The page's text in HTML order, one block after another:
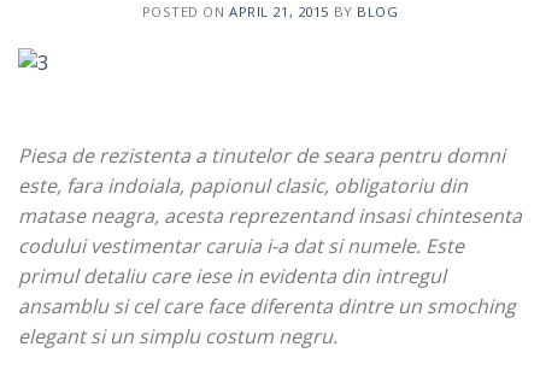
POSTED ONAPRIL 21, 2015 BY BLOG
Piesa de rezistenta a tinutelor de seara pentru domni
este, fara indoiala, papionul clasic, obligatoriu din
matase neagra, acesta reprezentand insasi chintesenta
codului vestimentar caruia i-a dat si numele. Este
primul detaliu care iese in evidenta din intregul
ansamblu si cel care face diferenta dintre un smoching
elegant si un simplu costum negru.